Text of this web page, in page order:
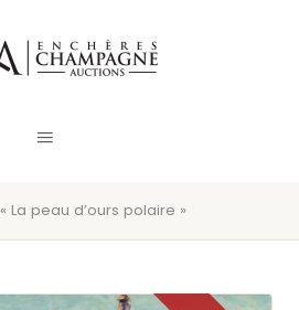
« La peau d’ours polaire »